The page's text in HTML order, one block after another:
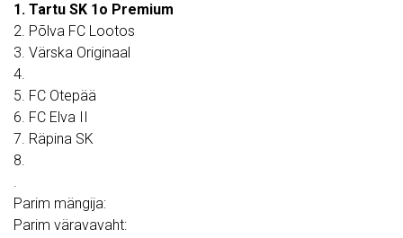
1. Tartu SK 1o Premium
2. Põlva FC Lootos
3. Värska Originaal
4.
5. FC Otepää
6. FC Elva II
7. Räpina SK
8.
.
Parim mängija:
Parim väravavaht: